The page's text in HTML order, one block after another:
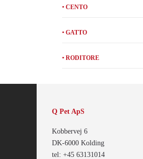
• CENTO
• GATTO
• RODITORE
Q Pet ApS
Kobbervej 6
DK-6000 Kolding
tel: +45 63131014